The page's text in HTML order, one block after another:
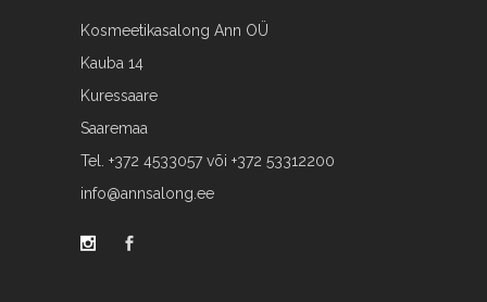
Kosmeetikasalong Ann OÜ
Kauba 14
Kuressaare
Saaremaa
Tel. +372 4533057 või +372 53312200
info@annsalong.ee